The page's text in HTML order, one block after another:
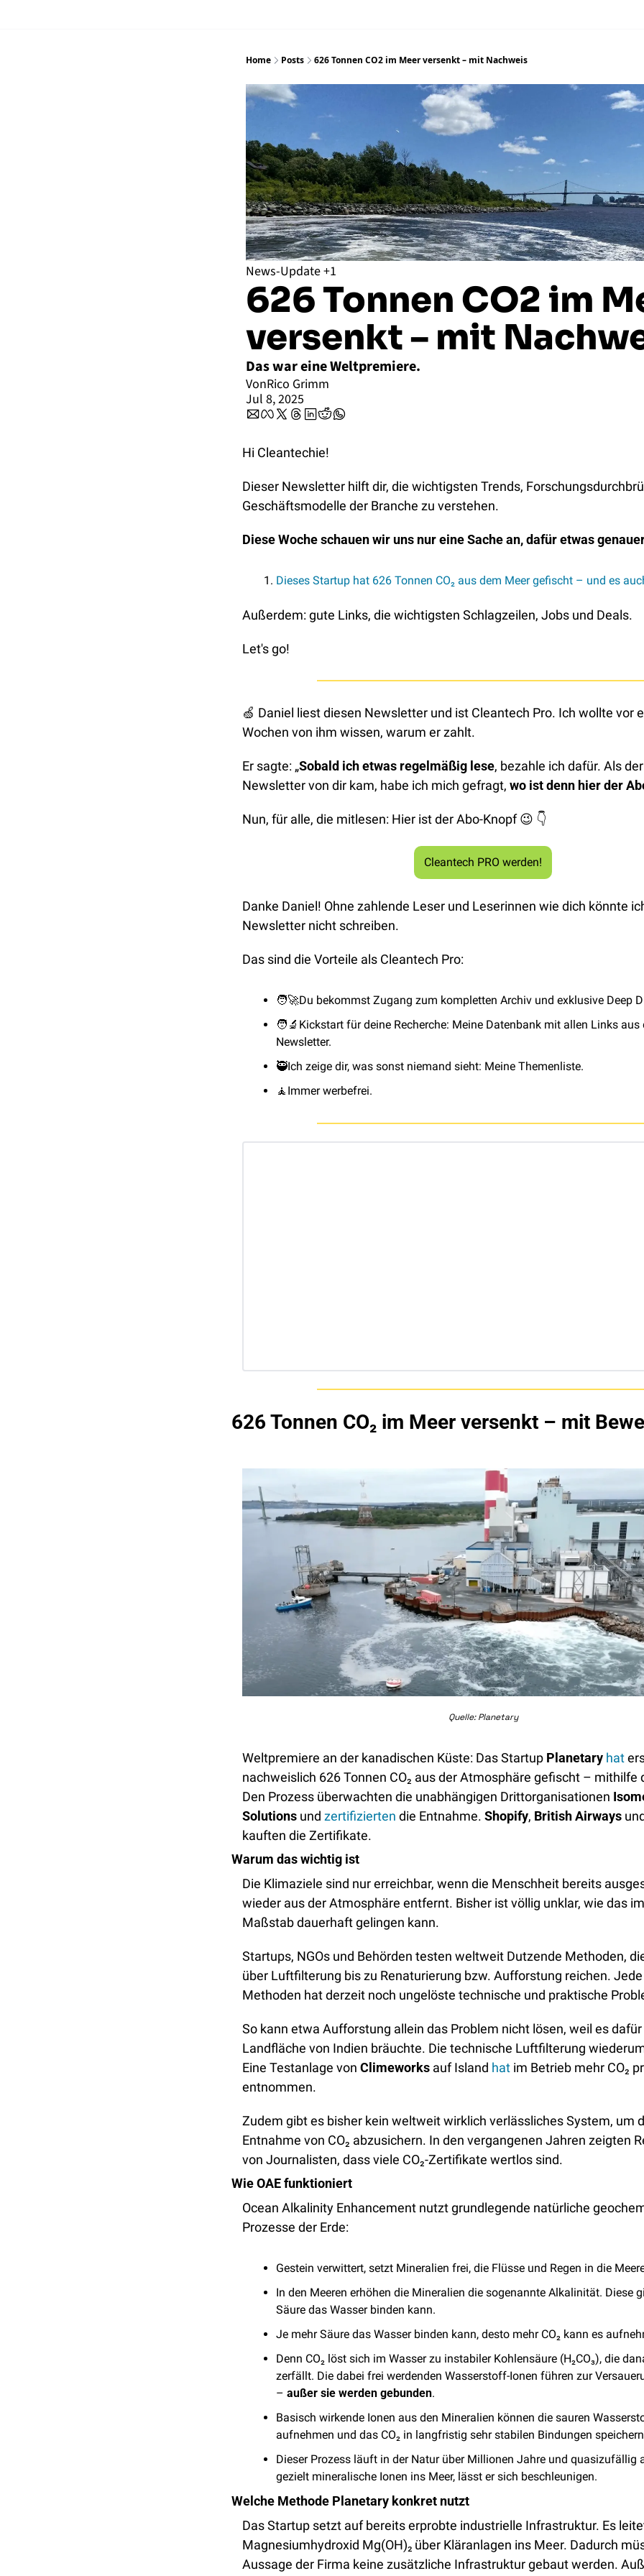
Home Posts 626 Tonnen CO2 im Meer versenkt – mit Nachweis
News-Update+1
626 Tonnen CO2 im
versenkt – mit
Das war eine Weltpremiere.
VonRico Grimm
Jul 8, 2025
Hi Cleantechie!
Dieser Newsletter hilft dir, die wichtigsten Trends,
Geschäftsmodelle der Branche zu verstehen.
Diese Woche schauen wir uns nur eine Sache an, dafür etwas
Dieses Startup hat 626 Tonnen CO₂ aus dem Meer gefischt – und es
Außerdem: gute Links, die wichtigsten Schlagzeilen, Jobs und Deals.
Let's go!
🍏 Daniel liest diesen Newsletter und ist Cleantech Pro. Ich wollte vor
Wochen von ihm wissen, warum er zahlt.
Er sagte: „Sobald ich etwas regelmäßig lese, bezahle ich dafür. Als
Newsletter von dir kam, habe ich mich gefragt, wo ist denn hier der
Nun, für alle, die mitlesen: Hier ist der Abo-Knopf 😉 👇
Cleantech PRO werden!
Danke Daniel! Ohne zahlende Leser und Leserinnen wie dich könnte
Newsletter nicht schreiben.
Das sind die Vorteile als Cleantech Pro:
🧑‍🚀Du bekommst Zugang zum kompletten Archiv und exklusive Deep
🧑‍🔬 Kickstart für deine Recherche: Meine Datenbank mit allen Links aus
Newsletter.
🥷Ich zeige dir, was sonst niemand sieht: Meine Themenliste.
🧘 Immer werbefrei.
626 Tonnen CO₂ im Meer versenkt – mit
Quelle: Planetary
Weltpremiere an der kanadischen Küste: Das Startup Planetary hat
nachweislich 626 Tonnen CO₂ aus der Atmosphäre gefischt – mithilfe
Den Prozess überwachten die unabhängigen Drittorganisationen
Solutions und zertifizierten die Entnahme. Shopify, British Airways
kauften die Zertifikate.
Warum das wichtig ist
Die Klimaziele sind nur erreichbar, wenn die Menschheit bereits
wieder aus der Atmosphäre entfernt. Bisher ist völlig unklar, wie das
Maßstab dauerhaft gelingen kann.
Startups, NGOs und Behörden testen weltweit Dutzende Methoden,
über Luftfilterung bis zu Renaturierung bzw. Aufforstung reichen.
Methoden hat derzeit noch ungelöste technische und praktische
So kann etwa Aufforstung allein das Problem nicht lösen, weil es
Landfläche von Indien bräuchte. Die technische Luftfilterung
Eine Testanlage von Climeworks auf Island hat im Betrieb mehr CO₂
entnommen.
Zudem gibt es bisher kein weltweit wirklich verlässliches System, um
Entnahme von CO₂ abzusichern. In den vergangenen Jahren zeigten
von Journalisten, dass viele CO₂-Zertifikate wertlos sind.
Wie OAE funktioniert
Ocean Alkalinity Enhancement nutzt grundlegende natürliche
Prozesse der Erde:
Gestein verwittert, setzt Mineralien frei, die Flüsse und Regen in die
In den Meeren erhöhen die Mineralien die sogenannte Alkalinität. Diese
Säure das Wasser binden kann.
Je mehr Säure das Wasser binden kann, desto mehr CO₂ kann es
Denn CO₂ löst sich im Wasser zu instabiler Kohlensäure (H₂CO₃), die
zerfällt. Die dabei frei werdenden Wasserstoff-Ionen führen zur
– außer sie werden gebunden.
Basisch wirkende Ionen aus den Mineralien können die sauren
aufnehmen und das CO₂ in langfristig sehr stabilen Bindungen
Dieser Prozess läuft in der Natur über Millionen Jahre und quasizufällig
gezielt mineralische Ionen ins Meer, lässt er sich beschleunigen.
Welche Methode Planetary konkret nutzt
Das Startup setzt auf bereits erprobte industrielle Infrastruktur. Es
Magnesiumhydroxid Mg(OH)₂ über Kläranlagen ins Meer. Dadurch
Aussage der Firma keine zusätzliche Infrastruktur gebaut werden.